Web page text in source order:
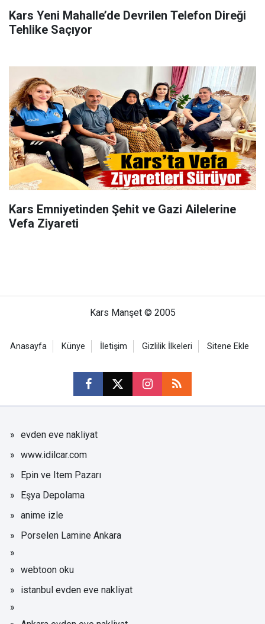
Kars Yeni Mahalle’de Devrilen Telefon Direği
Tehlike Saçıyor
Kars Emniyetinden Şehit ve Gazi Ailelerine
Vefa Ziyareti
Kars Manşet © 2005
Anasayfa Künye İletişim Gizlilik İlkeleri Sitene Ekle
evden eve nakliyat
www.idilcar.com
Epin ve Item Pazarı
Eşya Depolama
anime izle
Porselen Lamine Ankara
webtoon oku
istanbul evden eve nakliyat